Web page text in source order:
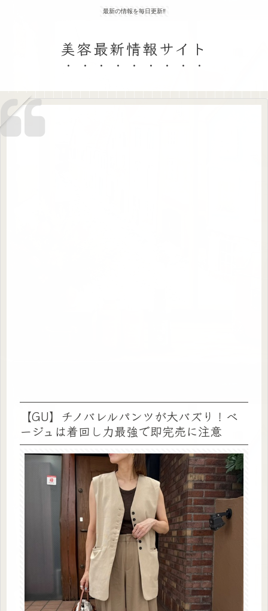
最新の情報を毎日更新‼
美容最新情報サイト
【GU】チノバレルパンツが大バズり！ベ
ージュは着回し力最強で即完売に注意